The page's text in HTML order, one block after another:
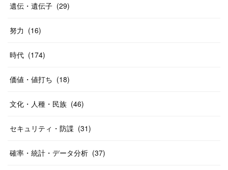
遺伝・遺伝子 (29)
努力 (16)
時代 (174)
価値・値打ち (18)
文化・人種・民族 (46)
セキュリティ・防諜 (31)
確率・統計・データ分析 (37)